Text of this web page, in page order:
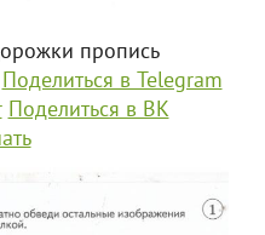
пропись
Поделиться в Telegram
Поделиться в ВК